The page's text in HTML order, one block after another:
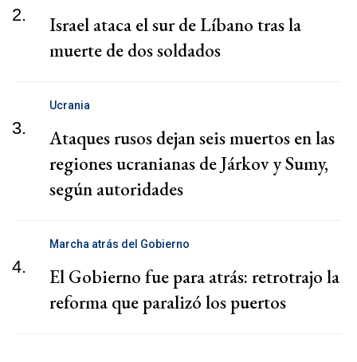
2.
Israel ataca el sur de Líbano tras la
muerte de dos soldados
3.
Ucrania
Ataques rusos dejan seis muertos en las
regiones ucranianas de Járkov y Sumy,
según autoridades
4.
Marcha atrás del Gobierno
El Gobierno fue para atrás: retrotrajo la
reforma que paralizó los puertos